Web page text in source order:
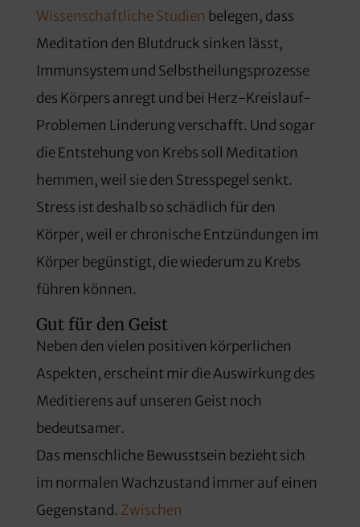
Wissenschaftliche Studien belegen, dass
Meditation den Blutdruck sinken lässt,
Immunsystem und Selbstheilungsprozesse
des Körpers anregt und bei Herz-Kreislauf-
Problemen Linderung verschafft. Und sogar
die Entstehung von Krebs soll Meditation
hemmen, weil sie den Stresspegel senkt.
Stress ist deshalb so schädlich für den
Körper, weil er chronische Entzündungen im
Körper begünstigt, die wiederum zu Krebs
führen können.
Gut für den Geist
Neben den vielen positiven körperlichen
Aspekten, erscheint mir die Auswirkung des
Meditierens auf unseren Geist noch
bedeutsamer.
Das menschliche Bewusstsein bezieht sich
im normalen Wachzustand immer auf einen
Gegenstand. Zwischen